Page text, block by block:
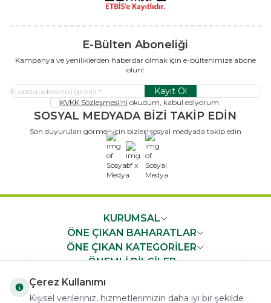
E-Bülten Aboneliği
Kampanya ve yeniliklerden haberdar olmak için e-bültenimize abone
olun!
Kayıt Ol
KVKK Sözleşmesi'ni okudum, kabul ediyorum.
SOSYAL MEDYADA BİZİ TAKİP EDİN
Son duyuruları görmek için bizleri sosyal medyada takip edin
x
KURUMSAL
ÖNE ÇIKAN BAHARATLAR
ÖNE ÇIKAN KATEGORİLER
ÖNEMLİ BİLGİLER
Çerez Kullanımı
Kişisel verileriniz, hizmetlerimizin daha iyi bir şekilde